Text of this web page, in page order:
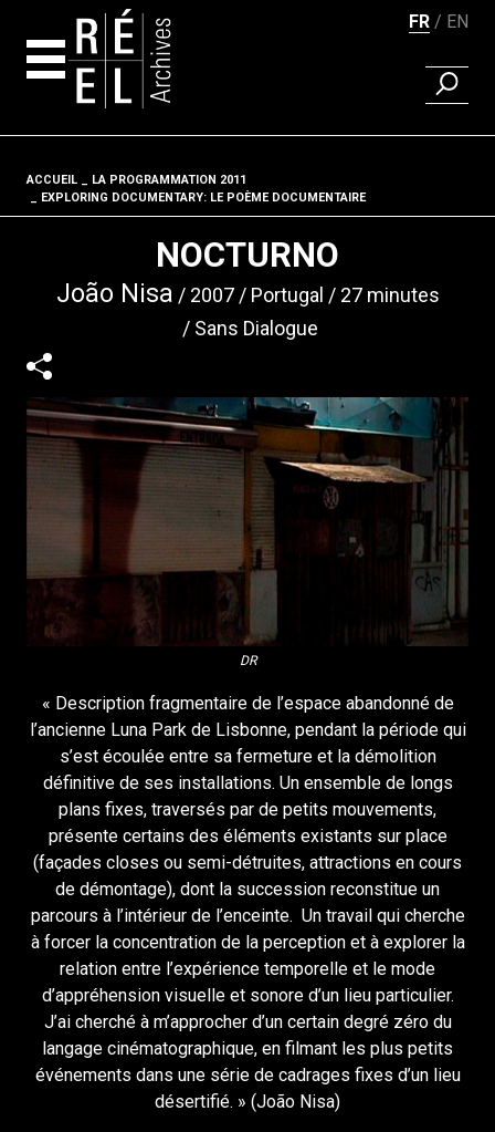
FR EN
ACCUEIL
LA PROGRAMMATION 2011
EXPLORING DOCUMENTARY: LE POÈME DOCUMENTAIRE
NOCTURNO
João Nisa 2007 Portugal
27 minutes
Sans Dialogue
DR
« Description fragmentaire de l’espace abandonné de
l’ancienne Luna Park de Lisbonne, pendant la période qui
s’est écoulée entre sa fermeture et la démolition
définitive de ses installations. Un ensemble de longs
plans fixes, traversés par de petits mouvements,
présente certains des éléments existants sur place
(façades closes ou semi-détruites, attractions en cours
de démontage), dont la succession reconstitue un
parcours à l’intérieur de l’enceinte. Un travail qui cherche
à forcer la concentration de la perception et à explorer la
relation entre l’expérience temporelle et le mode
d’appréhension visuelle et sonore d’un lieu particulier.
J’ai cherché à m’approcher d’un certain degré zéro du
langage cinématographique, en filmant les plus petits
événements dans une série de cadrages fixes d’un lieu
désertifié. » (João Nisa)